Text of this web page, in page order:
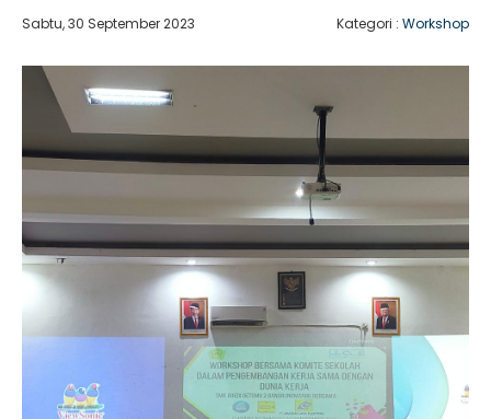
Sabtu, 30 September 2023 Kategori : Workshop